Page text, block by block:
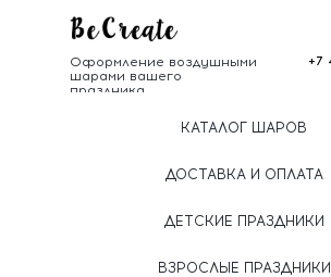
Оформление воздушными
шарами вашего
праздника
+7
КАТАЛОГ ШАРОВ
ДОСТАВКА И ОПЛАТА
ДЕТСКИЕ ПРАЗДНИКИ
ВЗРОСЛЫЕ ПРАЗДНИКИ